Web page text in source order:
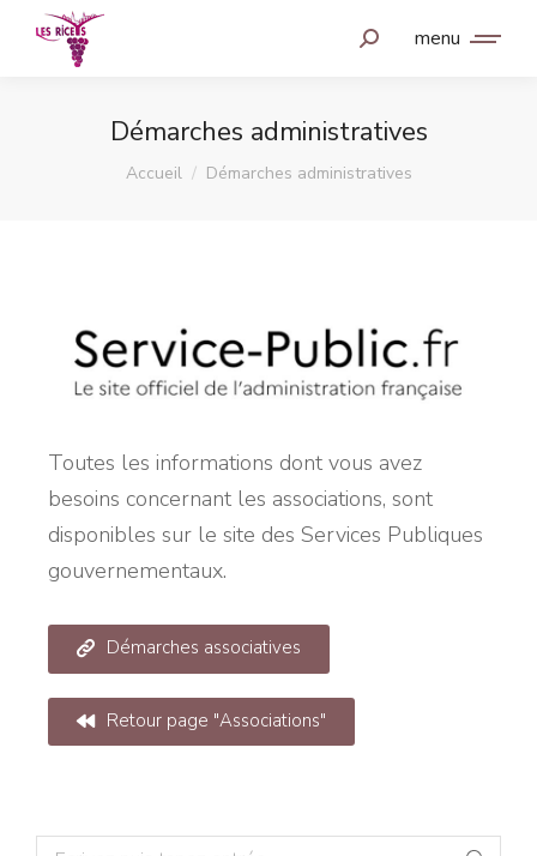
menu
Démarches administratives
Vous êtes ici :
Accueil Démarches administratives
Toutes les informations dont vous avez
besoins concernant les associations, sont
disponibles sur le site des Services Publiques
gouvernementaux.
Démarches associatives
Retour page "Associations"